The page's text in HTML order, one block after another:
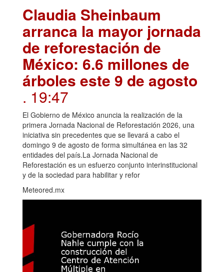
Claudia Sheinbaum
arranca la mayor jornada
de reforestación de
México: 6.6 millones de
árboles este 9 de agosto
. 19:47
El Gobierno de México anuncia la realización de la
primera Jornada Nacional de Reforestación 2026, una
iniciativa sin precedentes que se llevará a cabo el
domingo 9 de agosto de forma simultánea en las 32
entidades del país.La Jornada Nacional de
Reforestación es un esfuerzo conjunto interinstitucional
y de la sociedad para habilitar y refor
Meteored.mx